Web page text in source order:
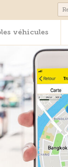
Cours & contrôles
véhicules